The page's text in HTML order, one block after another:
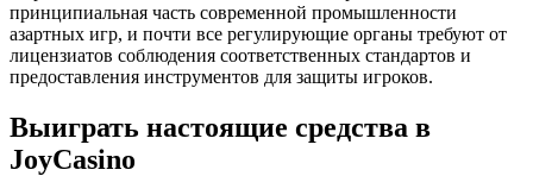
принципиальная часть современной промышленности
азартных игр, и почти все регулирующие органы требуют от
лицензиатов соблюдения соответственных стандартов и
предоставления инструментов для защиты игроков.
Выиграть настоящие средства в
JoyCasino